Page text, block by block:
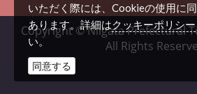
Copyright © Niigata Prefectural
All Rights
いただく際には、Cookieの使用に
あります。詳細はクッキーポリシー
い。
同意する